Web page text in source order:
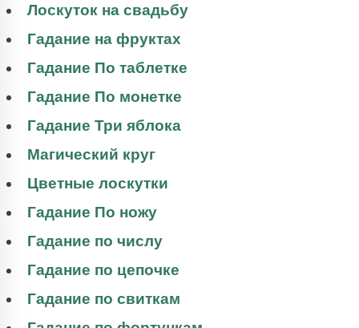
Лоскуток на свадьбу
Гадание на фруктах
Гадание По таблетке
Гадание По монетке
Гадание Три яблока
Магический круг
Цветные лоскутки
Гадание По ножу
Гадание по числу
Гадание по цепочке
Гадание по свиткам